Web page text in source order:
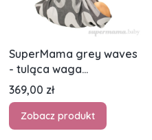
SuperMama grey waves
- tuląca waga
niemowlęca
Cena
369,00 zł
Zobacz produkt